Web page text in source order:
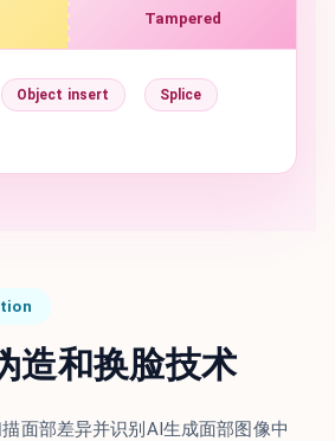
Tampered
Object insert
Splice
造和换脸技术
面部差异并识别AI生成面部图像中